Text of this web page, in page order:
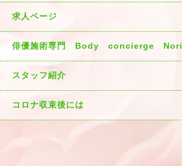
求人ページ
俳優施術専門 Body concierge Nori
スタッフ紹介
コロナ収束後には